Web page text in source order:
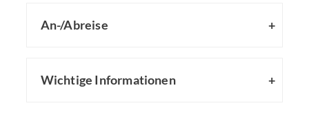
An-/Abreise
Wichtige Informationen